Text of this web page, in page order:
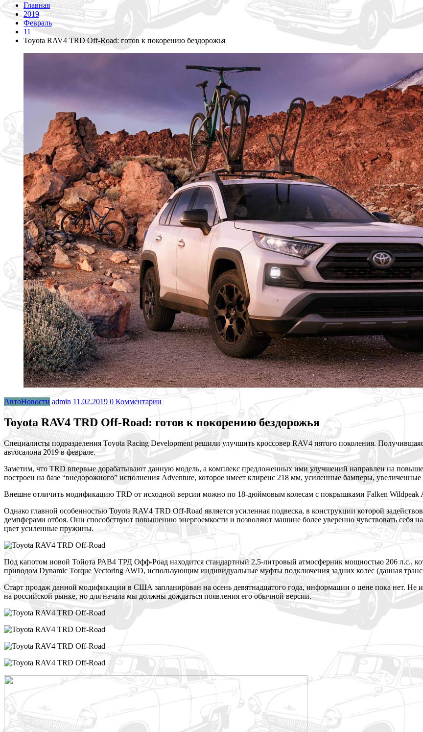
Главная
2019
Февраль
11
Toyota RAV4 TRD Off-Road: готов к покорению бездорожья
АвтоНовости admin 11.02.2019 0 Комментарии
Toyota RAV4 TRD Off-Road: готов к покорению бездорожья
Специалисты подразделения Toyota Racing Development решили улучшить кроссовер RAV4 пятого поколения.
автосалона 2019 в феврале.
Заметим, что TRD впервые дорабатывают данную модель, а комплекс предложенных ими улучшений направлен на
построен на базе “внедорожного” исполнения Adventure, которое имеет клиренс 218 мм, усиленные бамперы,
Внешне отличить модификацию TRD от исходной версии можно по 18-дюймовым колесам с покрышками Falken
Однако главной особенностью Toyota RAV4 TRD Off-Road является усиленная подвеска, в конструкции которой
демпферами отбоя. Они способствуют повышению энергоемкости и позволяют машине более уверенно чувствовать себя
цвет усиленные пружины.
Под капотом новой Тойота РАВ4 ТРД Офф-Роад находится стандартный 2,5-литровый атмосферник мощностью 206 л.с.,
приводом Dynamic Torque Vectoring AWD, использующим индивидуальные муфты подключения задних колес (данная
Старт продаж данной модификации в США запланирован на осень девятнадцатого года, информации о цене пока нет. Не
на российской рынке, но для начала мы должны дождаться появления его обычной версии.